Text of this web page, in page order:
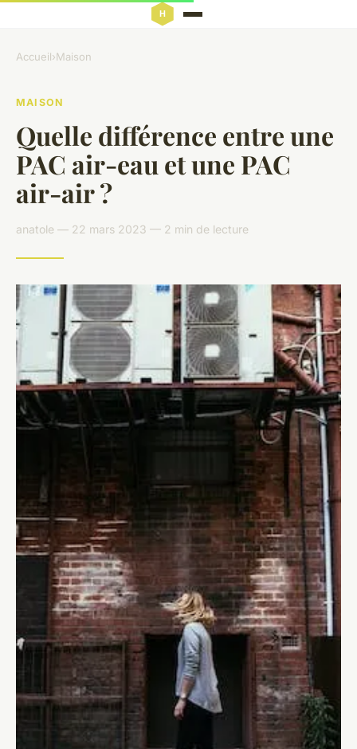
Accueil›Maison
MAISON
Quelle différence entre une
PAC air-eau et une PAC
air-air ?
anatole — 22 mars 2023 — 2 min de lecture